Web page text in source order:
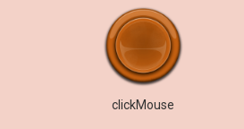
clickMouse